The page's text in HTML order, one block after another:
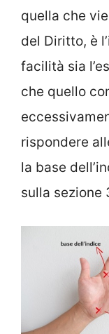
quella che
del Diritto, è
facilità sia
che quello
rispondere
la base
sulla sezione